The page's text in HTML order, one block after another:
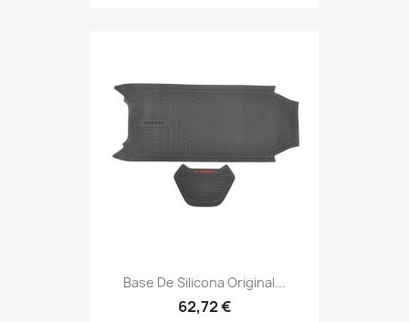
Base De Silicona Original...
62,72 €